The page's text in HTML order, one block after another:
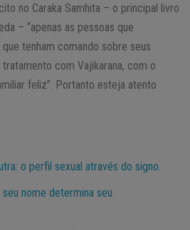
no Caraka Samhita – o principal livro
– “apenas as pessoas que
tenham comando sobre seus
com Vajikarana, com o
feliz”. Portanto esteja atento
o perfil sexual através do signo.
nome determina seu